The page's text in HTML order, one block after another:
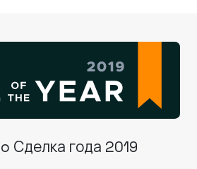
Сделка года 2019